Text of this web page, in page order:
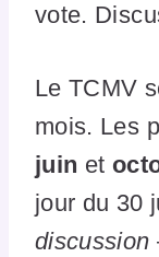
vote.
Le TCMV
mois. Les
juin et
jour du 30
discussion